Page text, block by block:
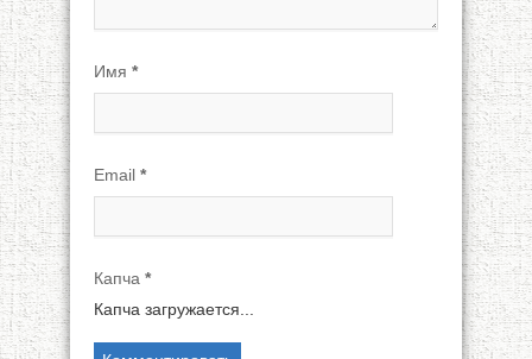
Имя *
Email *
Капча *
Капча загружается...